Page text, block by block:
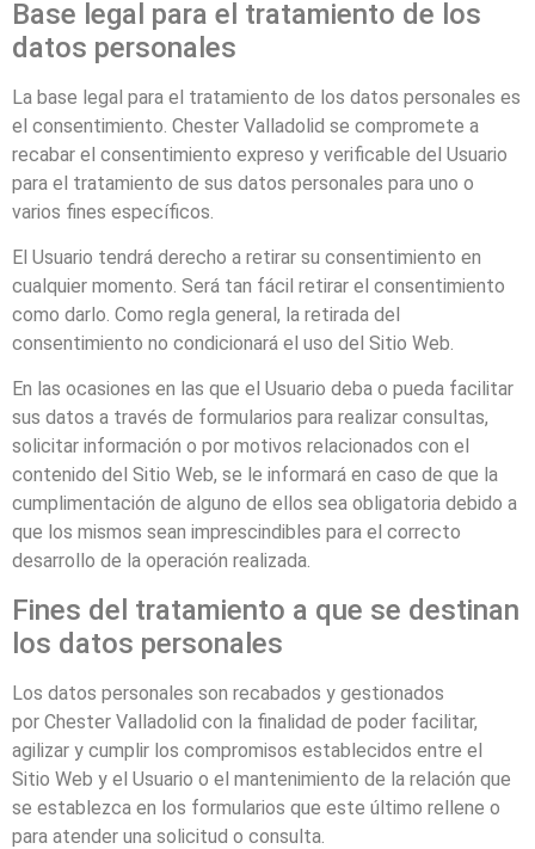
Base legal para el tratamiento de los
datos personales
La base legal para el tratamiento de los datos personales es
el consentimiento. Chester Valladolid se compromete a
recabar el consentimiento expreso y verificable del Usuario
para el tratamiento de sus datos personales para uno o
varios fines específicos.
El Usuario tendrá derecho a retirar su consentimiento en
cualquier momento. Será tan fácil retirar el consentimiento
como darlo. Como regla general, la retirada del
consentimiento no condicionará el uso del Sitio Web.
En las ocasiones en las que el Usuario deba o pueda facilitar
sus datos a través de formularios para realizar consultas,
solicitar información o por motivos relacionados con el
contenido del Sitio Web, se le informará en caso de que la
cumplimentación de alguno de ellos sea obligatoria debido a
que los mismos sean imprescindibles para el correcto
desarrollo de la operación realizada.
Fines del tratamiento a que se destinan
los datos personales
Los datos personales son recabados y gestionados
por Chester Valladolid con la finalidad de poder facilitar,
agilizar y cumplir los compromisos establecidos entre el
Sitio Web y el Usuario o el mantenimiento de la relación que
se establezca en los formularios que este último rellene o
para atender una solicitud o consulta.